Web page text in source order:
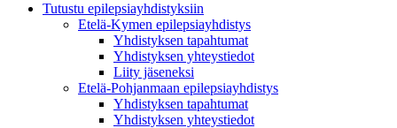
Tutustu epilepsiayhdistyksiin
Etelä-Kymen epilepsiayhdistys
Yhdistyksen tapahtumat
Yhdistyksen yhteystiedot
Liity jäseneksi
Etelä-Pohjanmaan epilepsiayhdistys
Yhdistyksen tapahtumat
Yhdistyksen yhteystiedot